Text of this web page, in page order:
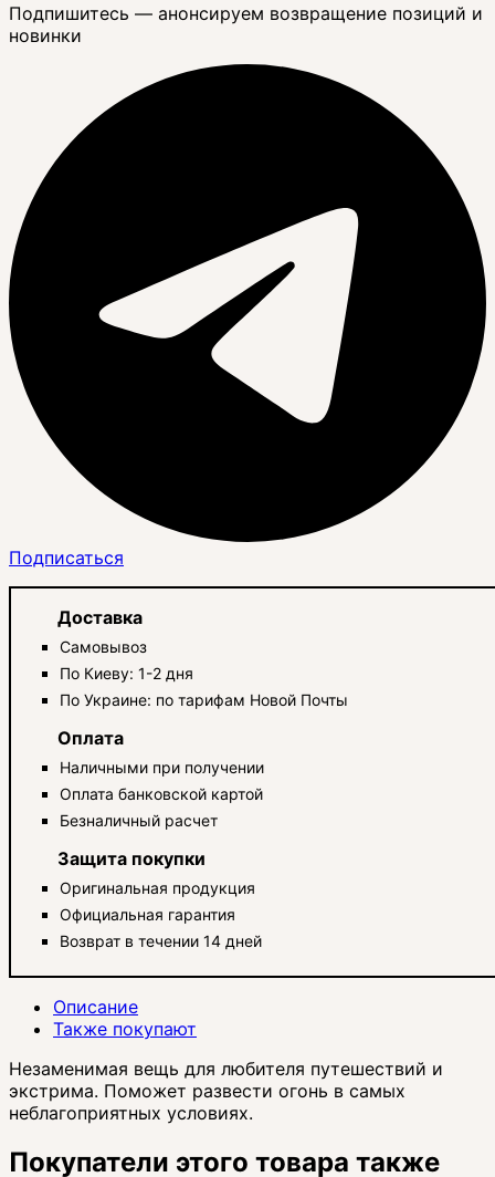
Подпишитесь — анонсируем возвращение позиций и
новинки
Подписаться
Доставка
Самовывоз
По Киеву: 1-2 дня
По Украине: по тарифам Новой Почты
Оплата
Наличными при получении
Оплата банковской картой
Безналичный расчет
Защита покупки
Оригинальная продукция
Официальная гарантия
Возврат в течении 14 дней
Описание
Также покупают
Незаменимая вещь для любителя путешествий и
экстрима. Поможет развести огонь в самых
неблагоприятных условиях.
Покупатели этого товара также